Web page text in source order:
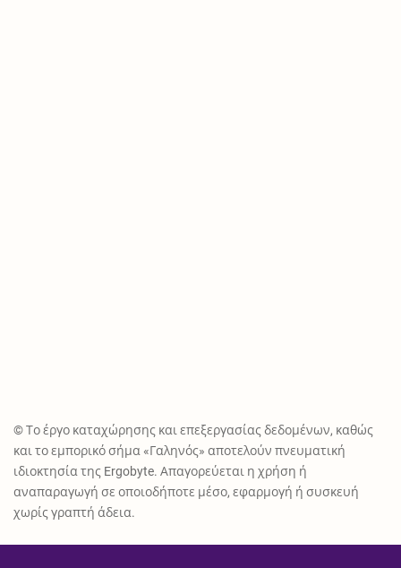
© Το έργο καταχώρησης και επεξεργασίας δεδομένων, καθώς
και το εμπορικό σήμα «Γαληνός» αποτελούν πνευματική
ιδιοκτησία της Ergobyte. Απαγορεύεται η χρήση ή
αναπαραγωγή σε οποιοδήποτε μέσο, εφαρμογή ή συσκευή
χωρίς γραπτή άδεια.